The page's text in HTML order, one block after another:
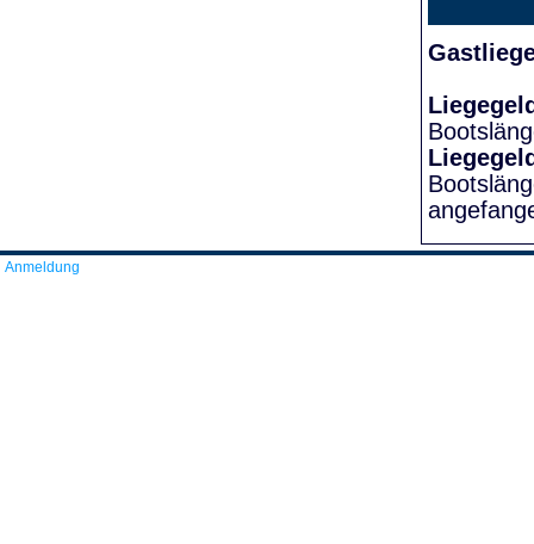
Anmeldung